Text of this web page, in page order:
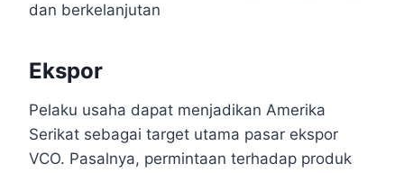
dan berkelanjutan
Ekspor
Pelaku usaha dapat menjadikan Amerika
Serikat sebagai target utama pasar ekspor
VCO. Pasalnya, permintaan terhadap produk